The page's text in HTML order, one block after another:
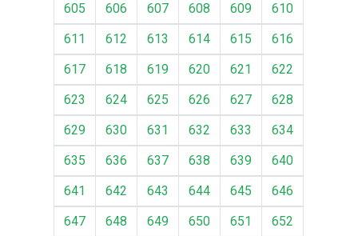
605
606 607 608 609
610
611
612 613 614 615
616
617
618 619 620 621
622
623
624 625 626 627
628
629
630 631 632 633
634
635
636 637 638 639
640
641
642 643 644 645
646
647
648 649 650 651
652